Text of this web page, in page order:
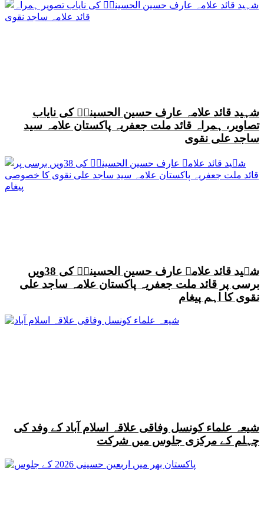
شہید قائد علامہ عارف حسین الحسینیؒ کی نایاب
تصاویر، ہمراہ قائد ملت جعفریہ پاکستان علامہ سید
ساجد علی نقوی
شہید قائد علامہ عارف حسین الحسینیؒ کی 38ویں
برسی پر قائد ملت جعفریہ پاکستان علامہ ساجد علی
نقوی کا اہم پیغام
شیعہ علماء کونسل وفاقی علاقہ اسلام آباد کے وفد کی
چہلم کے مرکزی جلوس میں شرکت